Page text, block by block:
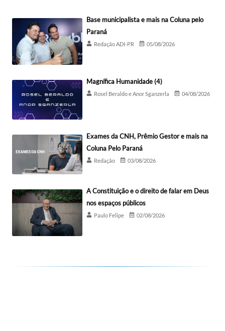
Base municipalista e mais na Coluna pelo
Paraná
Redação ADI-PR 05/08/2026
Magnífica Humanidade (4)
Rosel Beraldo e Anor Sganzerla 04/08/2026
Exames da CNH, Prêmio Gestor e mais na
Coluna Pelo Paraná
Redação 03/08/2026
A Constituição e o direito de falar em Deus
nos espaços públicos
Paulo Felipe 02/08/2026